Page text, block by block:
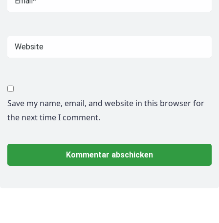
Save my name, email, and website in this browser for
the next time I comment.